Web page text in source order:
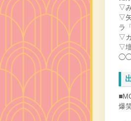
▽
▽
ラ
▽
▽
爆